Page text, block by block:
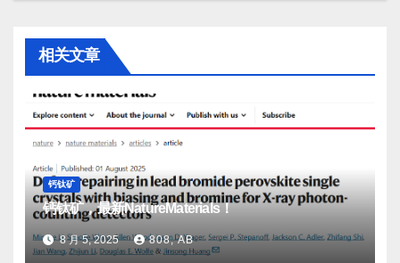
相关文章
钙钛矿
钙钛矿，最新NatureMaterials！
8 月 5, 2025 808, AB